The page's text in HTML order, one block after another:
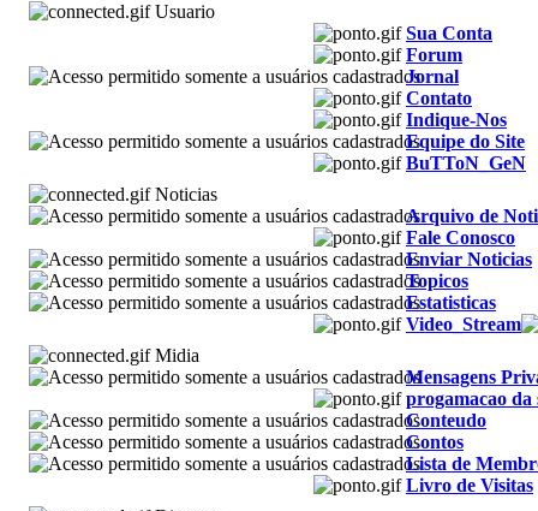
Usuario
Sua Conta
Forum
Jornal
Contato
Indique-Nos
Equipe do Site
BuTToN_GeN
Noticias
Arquivo de
Fale Conosco
Enviar Noticias
Topicos
Estatisticas
Video_Stream
Midia
Mensagens
progamacao da
Conteudo
Contos
Lista de
Livro de Visitas